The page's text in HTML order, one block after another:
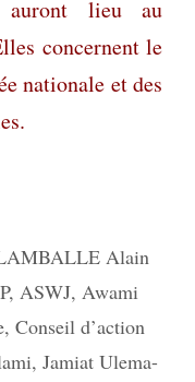
auront lieu au
concernent le
nationale et des
Alain
, ASWJ, Awami
, Conseil d’action
, Jamiat Ulema-